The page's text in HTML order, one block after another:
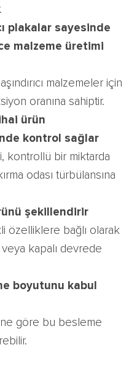
plakalar sayesinde
malzeme üretimi
malzemeler için
oranına sahiptir.
ürün
kontrol sağlar
kontrollü bir miktarda
odası türbülansına
şekillendirir
özelliklere bağlı olarak
veya kapalı devrede
boyutunu kabul
göre bu besleme